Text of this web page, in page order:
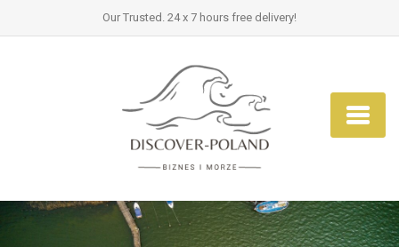
Our Trusted. 24 x 7 hours free delivery!